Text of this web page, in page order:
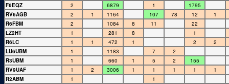
F6EQZ
2 6879 1
1795
RV6AGB
2 1 1164 107 78 12
1
R6FBM
2 1084 8 11
22
LZ2HT
1 281 8
1
R6LC
1 1 472 1 2
2
LU6UBM
1 1183 7
2
R3UBM
1 660 1 5 2
155
RV9UAF
1 2 3006 1 1 1 1
1
R2ABM
1
1